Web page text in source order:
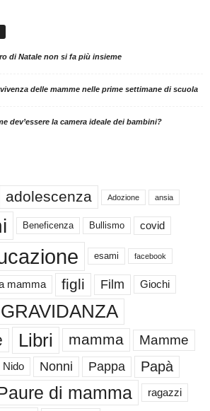
di Natale non si fa più insieme
delle mamme nelle prime settimane di scuola
dev’essere la camera ideale dei bambini?
adolescenza Adozione ansia
Beneficenza Bullismo covid
esami facebook
mamma figli Film Giochi
GRAVIDANZA
Libri mamma Mamme
Nido Nonni Pappa Papà
di mamma ragazzi